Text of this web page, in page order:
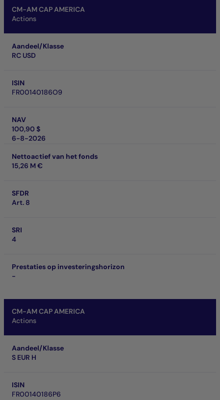
CM-AM CAP AMERICA
Actions
Aandeel/Klasse
RC USD
ISIN
FR00140186O9
NAV
100,90 $
6-8-2026
Nettoactief van het fonds
15,26 M €
SFDR
Art. 8
SRI
4
Prestaties op investeringshorizon
-
CM-AM CAP AMERICA
Actions
Aandeel/Klasse
S EUR H
ISIN
FR00140186P6